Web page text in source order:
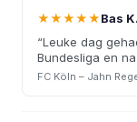
★★★★★Bas K.
“Leuke dag
Bundesliga en
FC Köln – Jahn